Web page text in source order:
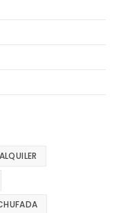
ALQUILER